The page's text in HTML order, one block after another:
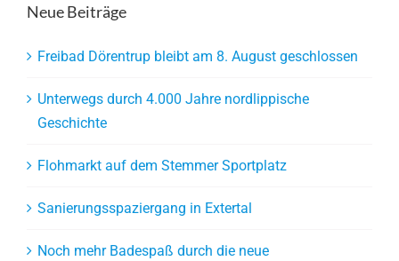
Neue Beiträge
Freibad Dörentrup bleibt am 8. August geschlossen
Unterwegs durch 4.000 Jahre nordlippische
Geschichte
Flohmarkt auf dem Stemmer Sportplatz
Sanierungsspaziergang in Extertal
Noch mehr Badespaß durch die neue